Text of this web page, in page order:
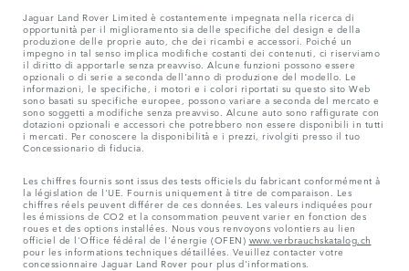
Jaguar Land Rover Limited è costantemente impegnata nella ricerca di
opportunità per il miglioramento sia delle specifiche del design e della
produzione delle proprie auto, che dei ricambi e accessori. Poiché un
impegno in tal senso implica modifiche costanti dei contenuti, ci riserviamo
il diritto di apportarle senza preavviso. Alcune funzioni possono essere
opzionali o di serie a seconda dell'anno di produzione del modello. Le
informazioni, le specifiche, i motori e i colori riportati su questo sito Web
sono basati su specifiche europee, possono variare a seconda del mercato e
sono soggetti a modifiche senza preavviso. Alcune auto sono raffigurate con
dotazioni opzionali e accessori che potrebbero non essere disponibili in tutti
i mercati. Per conoscere la disponibilità e i prezzi, rivolgiti presso il tuo
Concessionario di fiducia.
Les chiffres fournis sont issus des tests officiels du fabricant conformément à
la législation de l'UE. Fournis uniquement à titre de comparaison. Les
chiffres réels peuvent différer de ces données. Les valeurs indiquées pour
les émissions de CO2 et la consommation peuvent varier en fonction des
roues et des options installées. Nous vous renvoyons volontiers au lien
officiel de l'Office fédéral de l'énergie (OFEN) www.verbrauchskatalog.ch
pour les informations techniques détaillées. Veuillez contacter votre
concessionnaire Jaguar Land Rover pour plus d'informations.